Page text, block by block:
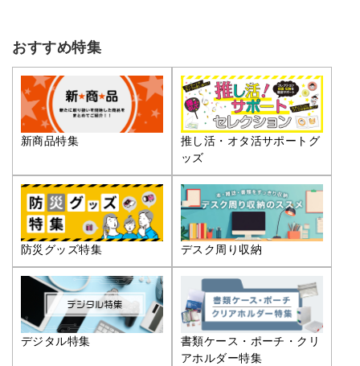
おすすめ特集
新商品特集
推し活・オタ活サポートグ
ッズ
防災グッズ特集 デスク周り収納
デジタル特集
書類ケース・ポーチ・クリ
アホルダー特集